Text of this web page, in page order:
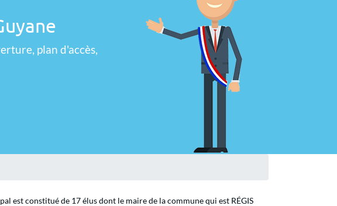
plan d'accès,
est constitué de 17 élus dont le maire de la commune qui est RÉGIS